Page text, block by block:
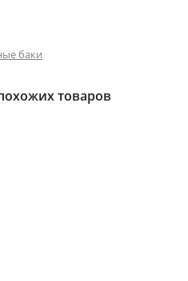
баки
товаров